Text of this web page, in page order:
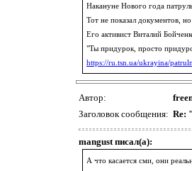
Накануне Нового года
Тот не показал документов, но
Его активист Виталий
"Ты придурок, просто
https://ru.tsn.ua/ukrayina/
Автор:
Заголовок сообщения: Re:
mangust писал(а):
А что касается сми, они